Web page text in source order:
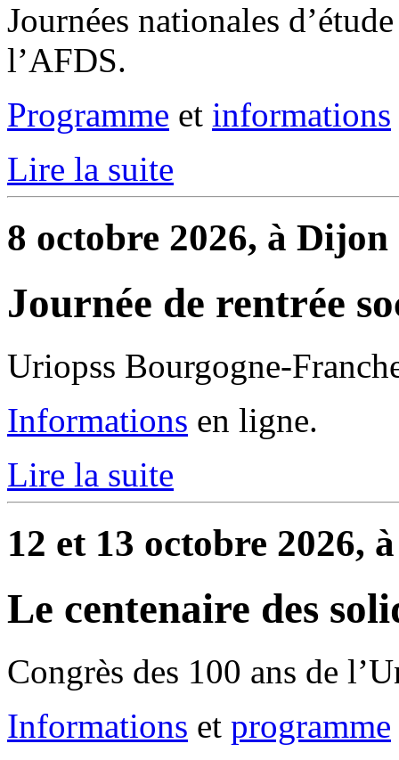
Journées nationales
l’AFDS.
Programme et informations
Lire la suite
8 octobre 2026, à Dijon
Journée de rentrée
Uriopss Bourgogne-
Informations en ligne.
Lire la suite
12 et 13 octobre 2026,
Le centenaire des
Congrès des 100 ans de
Informations et programme